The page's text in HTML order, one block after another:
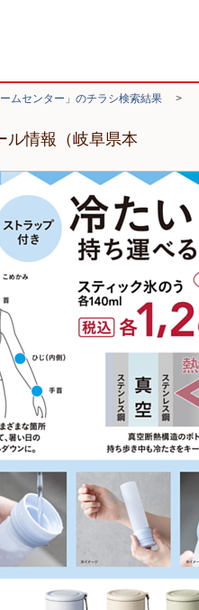
ームセンター」のチラシ検索結果 >
ル情報（岐阜県本